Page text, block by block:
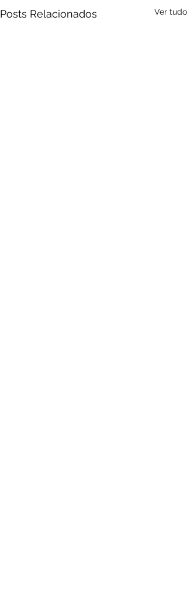
Posts Relacionados Ver tudo